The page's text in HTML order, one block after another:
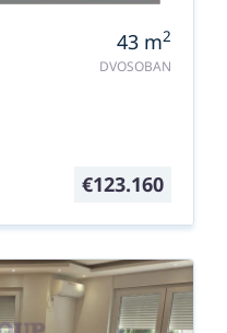
43 m2
DVOSOBAN
€123.160